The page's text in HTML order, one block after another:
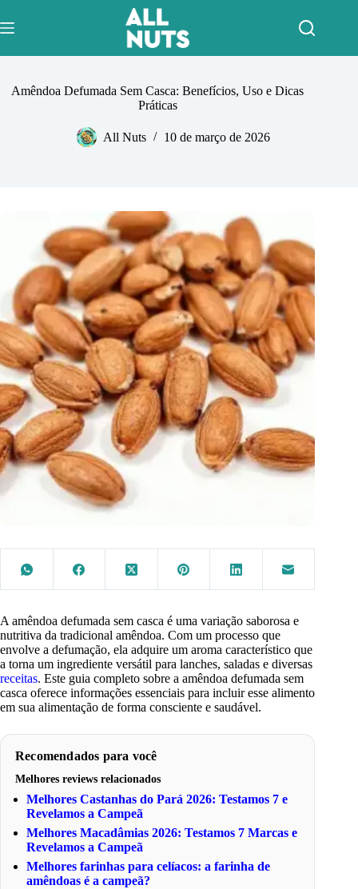
para
o
Amêndoa Defumada Sem Casca: Benefícios, Uso e Dicas
Práticas
All Nuts 10 de março de 2026
A amêndoa defumada sem casca é uma variação saborosa e
nutritiva da tradicional amêndoa. Com um processo que
envolve a defumação, ela adquire um aroma característico que
a torna um ingrediente versátil para lanches, saladas e diversas
receitas. Este guia completo sobre a amêndoa defumada sem
casca oferece informações essenciais para incluir esse alimento
em sua alimentação de forma consciente e saudável.
Recomendados para você
Melhores reviews relacionados
Melhores Castanhas do Pará 2026: Testamos 7 e
Revelamos a Campeã
Melhores Macadâmias 2026: Testamos 7 Marcas e
Revelamos a Campeã
Melhores farinhas para celíacos: a farinha de
amêndoas é a campeã?